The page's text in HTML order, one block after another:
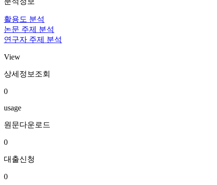
활용도 분석
논문 주제 분석
연구자 주제 분석
View
상세정보조회
0
usage
원문다운로드
0
대출신청
0